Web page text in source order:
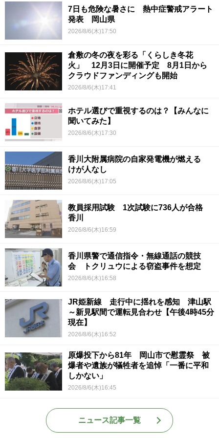
7日も危険な暑さに 熱中症警戒アラート
発表 岡山県
2026/8/6(木)17:50
倉敷の冬の夜を彩る「くらしき冬花
火」 12月3日に開催予定 8月1日から
クラウドファンディングも開始
2026/8/6(木)17:41
ホテル選びで重視するのは？【みんなに
聞いてみた】
2026/8/6(木)17:30
香川大附属病院の自家発電機が燃える
けが人なし
2026/8/6(木)17:05
教員採用試験 1次試験に736人が合格
香川
2026/8/6(木)16:59
香川県警で通信指令・無線通話の競技
会 トクリュウによる窃盗事件を想定
2026/8/6(木)16:58
JR姫新線 走行中に揺れを感知 津山駅
～新見駅間で運転見合わせ【午後4時45分
現在】
2026/8/6(木)16:52
原爆投下から81年 岡山市で慰霊祭 被
爆者や遺族が犠牲者を追悼「一番に平和
しかない」
2026/8/6(木)16:45
ニュース記事一覧